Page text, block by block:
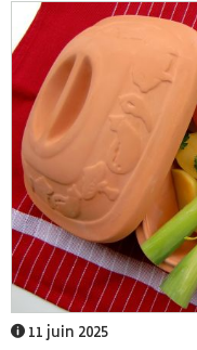
11 juin 2025